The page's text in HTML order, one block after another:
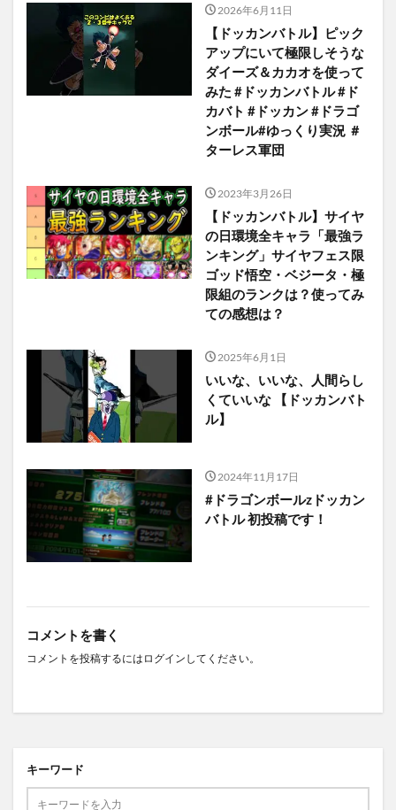
2026年6月11日
【ドッカンバトル】ピック
アップにいて極限しそうな
ダイーズ＆カカオを使って
みた #ドッカンバトル #ド
カバト #ドッカン #ドラゴ
ンボール#ゆっくり実況 ＃
ターレス軍団
2023年3月26日
【ドッカンバトル】サイヤ
の日環境全キャラ「最強ラ
ンキング」サイヤフェス限
ゴッド悟空・ベジータ・極
限組のランクは？使ってみ
ての感想は？
2025年6月1日
いいな、いいな、人間らし
くていいな 【ドッカンバト
ル】
2024年11月17日
#ドラゴンボールzドッカン
バトル 初投稿です！
コメントを書く
コメントを投稿するには ログイン してください。
キーワード